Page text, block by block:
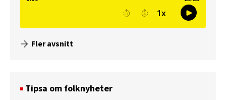
Fler avsnitt
Tipsa om folknyheter